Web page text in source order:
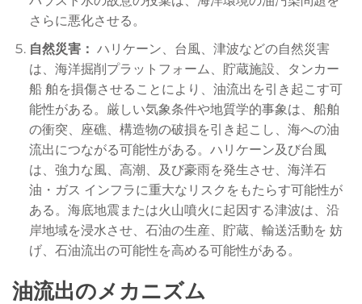
さらに悪化させる。
自然災害： ハリケーン、台風、津波などの自然災害
は、海洋掘削プラットフォーム、貯蔵施設、タンカー
船 舶を損傷させることにより、油流出を引き起こす可
能性がある。厳しい気象条件や地質学的事象は、船舶
の衝突、座礁、構造物の破損を引き起こし、海への油
流出につながる可能性がある。ハリケーン及び台風
は、強力な風、高潮、及び豪雨を発生させ、海洋石
油・ガス インフラに重大なリスクをもたらす可能性が
ある。海底地震または火山噴火に起因する津波は、沿
岸地域を浸水させ、石油の生産、貯蔵、輸送活動を 妨
げ、石油流出の可能性を高める可能性がある。
油流出のメカニズム